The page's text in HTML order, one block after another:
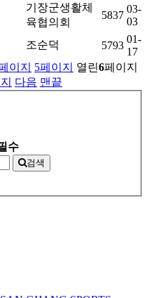
기장군생활체
육협의회
5837
03-
03
조순덕 5793
01-
17
이지 5페이지 열린6페이지
다음 맨끝
수
검색